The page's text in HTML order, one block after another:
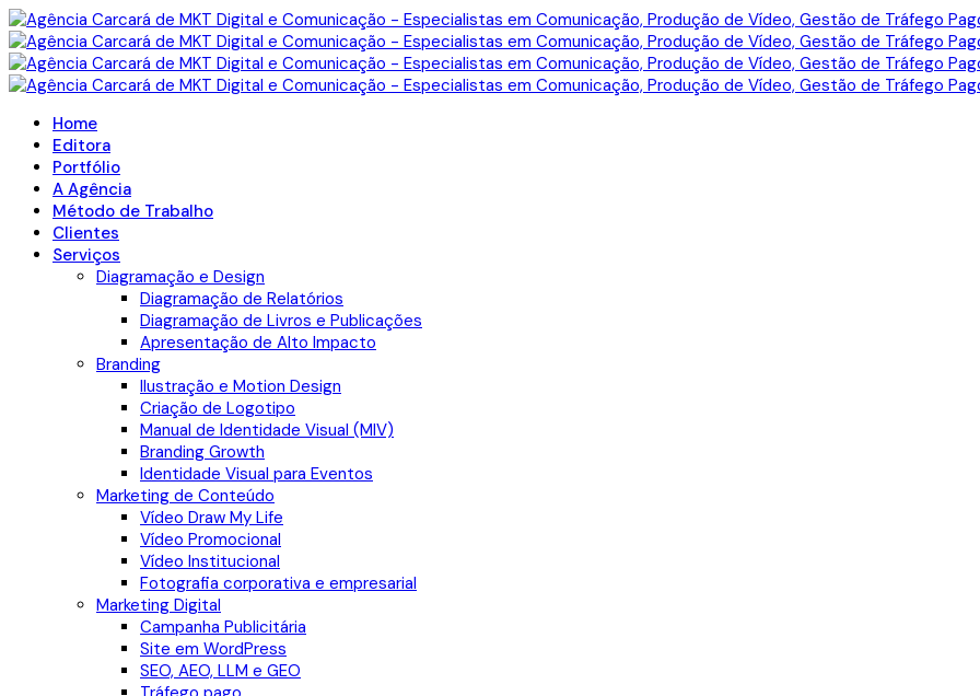
Home
Editora
Portfólio
A Agência
Método de Trabalho
Clientes
Serviços
Diagramação e Design
Diagramação de Relatórios
Diagramação de Livros e Publicações
Apresentação de Alto Impacto
Branding
Ilustração e Motion Design
Criação de Logotipo
Manual de Identidade Visual (MIV)
Branding Growth
Identidade Visual para Eventos
Marketing de Conteúdo
Vídeo Draw My Life
Vídeo Promocional
Vídeo Institucional
Fotografia corporativa e empresarial
Marketing Digital
Campanha Publicitária
Site em WordPress
SEO, AEO, LLM e GEO